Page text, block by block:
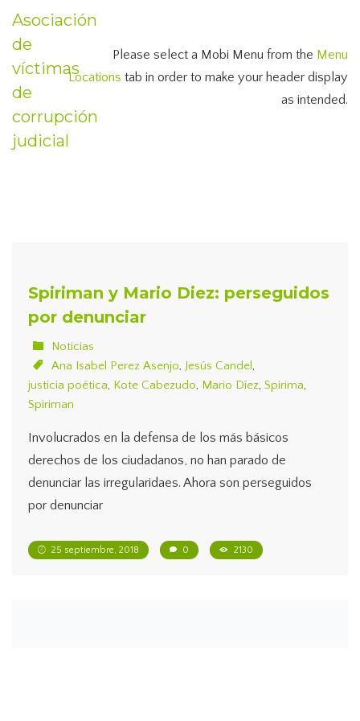
Asociación
de
víctimas
de
corrupción
judicial
Please select a Mobi Menu from the Menu
Locations tab in order to make your header display
as intended.
Spiriman y Mario Diez: perseguidos
por denunciar
Noticias
Ana Isabel Perez Asenjo, Jesús Candel ,
justicia poética, Kote Cabezudo, Mario Díez, Spirima,
Spiriman
Involucrados en la defensa de los más básicos
derechos de los ciudadanos, no han parado de
denunciar las irregularidaes. Ahora son perseguidos
por denunciar
25 septiembre, 2018 0 2130